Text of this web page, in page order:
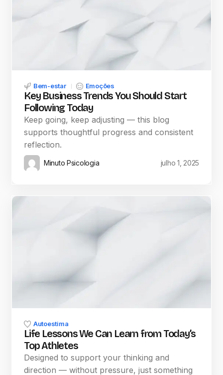
Bem-estar Emoções
Key Business Trends You Should Start
Following Today
Keep going, keep adjusting — this blog
supports thoughtful progress and consistent
reflection.
Minuto Psicologia julho 1, 2025
Autoestima
Life Lessons We Can Learn from Today’s
Top Athletes
Designed to support your thinking and
direction — without pressure, just something